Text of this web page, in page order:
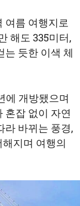
여름 여행지로
해도 335미터,
는 듯한 이색 체
에 개방됐으며
혼잡 없이 자연
라 바뀌는 풍경,
지며 여행의